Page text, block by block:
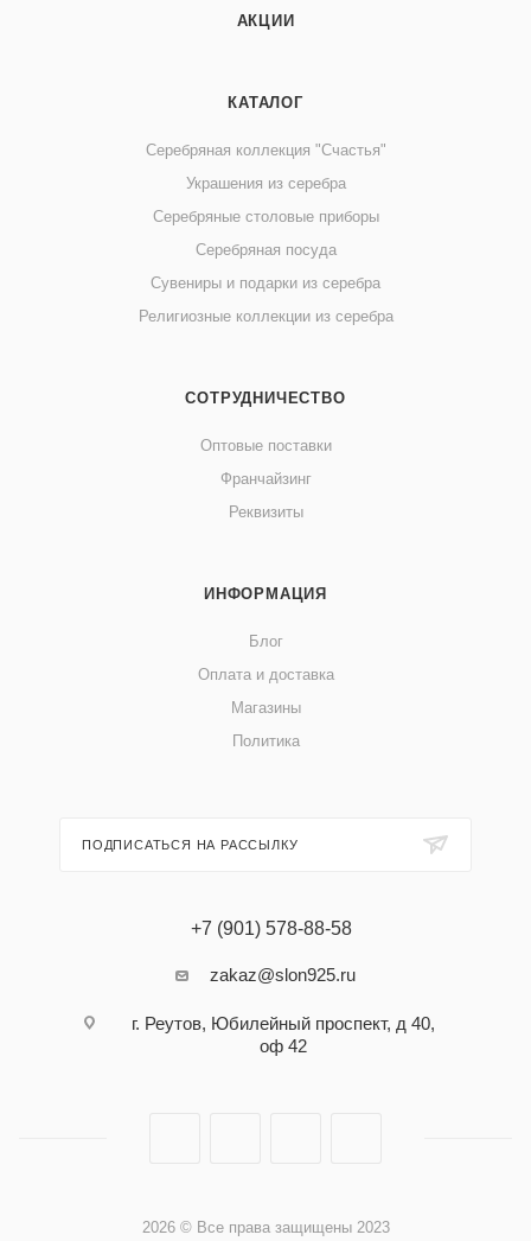
АКЦИИ
КАТАЛОГ
Серебряная коллекция "Счастья"
Украшения из серебра
Серебряные столовые приборы
Серебряная посуда
Сувениры и подарки из серебра
Религиозные коллекции из серебра
СОТРУДНИЧЕСТВО
Оптовые поставки
Франчайзинг
Реквизиты
ИНФОРМАЦИЯ
Блог
Оплата и доставка
Магазины
Политика
ПОДПИСАТЬСЯ НА РАССЫЛКУ
+7 (901) 578-88-58
zakaz@slon925.ru
г. Реутов, Юбилейный проспект, д 40,
оф 42
2026 © Все права защищены 2023